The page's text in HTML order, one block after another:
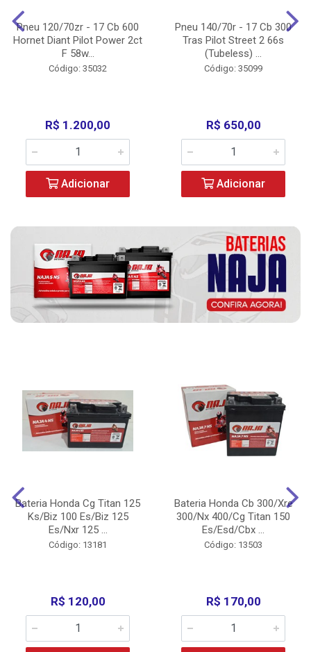
Pneu 120/70zr - 17 Cb 600
Hornet Diant Pilot Power 2ct
F 58w...
Código: 35032
R$ 1.200,00
Adicionar
Pneu 140/70r - 17 Cb 300
Tras Pilot Street 2 66s
(Tubeless) ...
Código: 35099
R$ 650,00
Adicionar
Bateria Honda Cg Titan 125
Ks/Biz 100 Es/Biz 125
Es/Nxr 125 ...
Código: 13181
R$ 120,00
Bateria Honda Cb 300/Xre
300/Nx 400/Cg Titan 150
Es/Esd/Cbx ...
Código: 13503
R$ 170,00